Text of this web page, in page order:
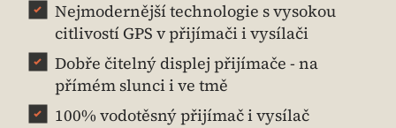
Nejmodernější technologie s vysokou
citlivostí GPS v přijímači i vysílači
Dobře čitelný displej přijímače - na
přímém slunci i ve tmě
100% vodotěsný přijímač i vysílač